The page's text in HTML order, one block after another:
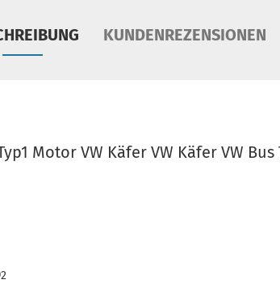
KUNDENREZENSIONEN
Motor VW Käfer VW Käfer VW Bus